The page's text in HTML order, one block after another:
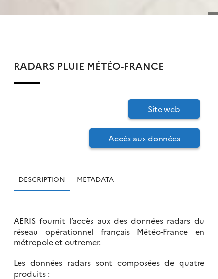
RADARS PLUIE MÉTÉO-FRANCE
Site web
Accès aux données
DESCRIPTION METADATA
AERIS fournit l’accès aux des données radars du
réseau opérationnel français Météo-France en
métropole et outremer.
Les données radars sont composées de quatre
produits :